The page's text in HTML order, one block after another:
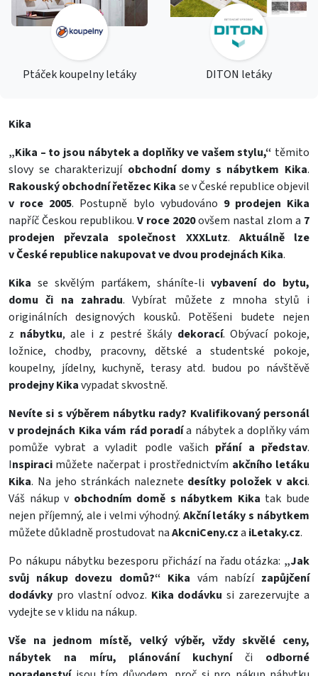
Ptáček koupelny letáky DITON letáky
Kika
„Kika – to jsou nábytek a doplňky ve vašem stylu,“ těmito
slovy se charakterizují obchodní domy s nábytkem Kika.
Rakouský obchodní řetězec Kika se v České republice objevil
v roce 2005. Postupně bylo vybudováno 9 prodejen Kika
napříč Českou republikou. V roce 2020ovšem nastal zlom a 7
prodejen převzala společnost XXXLutz. Aktuálně lze
v České republicenakupovat ve dvou prodejnách Kika.
Kika se skvělým parťákem, sháníte-li vybavení do bytu,
domu či na zahradu. Vybírat můžete z mnoha stylů i
originálních designových kousků. Potěšeni budete nejen
z nábytku, ale i z pestré škály dekorací. Obývací pokoje,
ložnice, chodby, pracovny, dětské a studentské pokoje,
koupelny, jídelny, kuchyně, terasy atd. budou po návštěvě
prodejny Kikavypadat skvostně.
Nevíte si s výběrem nábytku rady? Kvalifikovaný personál
v prodejnách Kika vám rád poradía nábytek a doplňky vám
pomůže vybrat a vyladit podle vašich přání a představ.
Inspiraci můžete načerpat i prostřednictvím akčního letáku
Kika. Na jeho stránkách naleznete desítky položek v akci.
Váš nákup v obchodním domě s nábytkem Kika tak bude
nejen příjemný, ale i velmi výhodný. Akční letáky s nábytkem
můžete důkladně prostudovat naAkcniCeny.cza iLetaky.cz.
Po nákupu nábytku bezesporu přichází na řadu otázka: „Jak
svůj nákup dovezu domů?“ Kika vám nabízí zapůjčení
dodávky pro vlastní odvoz. Kika dodávku si zarezervujte a
vydejte se v klidu na nákup.
Vše na jednom místě, velký výběr, vždy skvělé ceny,
nábytek na míru, plánování kuchyníči odborné